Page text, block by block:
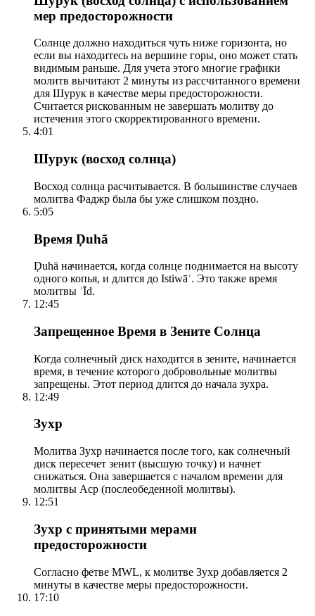
мер предосторожности
Солнце должно находиться чуть ниже горизонта, но
если вы находитесь на вершине горы, оно может стать
видимым раньше. Для учета этого многие графики
молитв вычитают 2 минуты из рассчитанного времени
для Шурук в качестве меры предосторожности.
Считается рискованным не завершать молитву до
истечения этого скорректированного времени.
4:01
Шурук (восход солнца)
Восход солнца расчитывается. В большинстве случаев
молитва Фаджр была бы уже слишком поздно.
5:05
Время Ḍuhā
Ḍuhā начинается, когда солнце поднимается на высоту
одного копья, и длится до Istiwāʾ. Это также время
молитвы ʿĪd.
12:45
Запрещенное Время в Зените Солнца
Когда солнечный диск находится в зените, начинается
время, в течение которого добровольные молитвы
запрещены. Этот период длится до начала зухра.
12:49
Зухр
Молитва Зухр начинается после того, как солнечный
диск пересечет зенит (высшую точку) и начнет
снижаться. Она завершается с началом времени для
молитвы Аср (послеобеденной молитвы).
12:51
Зухр с принятыми мерами
предосторожности
Согласно фетве MWL, к молитве Зухр добавляется 2
минуты в качестве меры предосторожности.
17:10